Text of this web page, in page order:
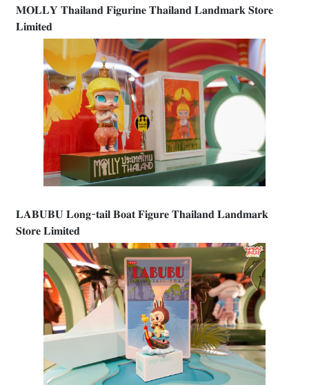
𝐌𝐎𝐋𝐋𝐘 𝐓𝐡𝐚𝐢𝐥𝐚𝐧𝐝 𝐅𝐢𝐠𝐮𝐫𝐢𝐧𝐞 𝐓𝐡𝐚𝐢𝐥𝐚𝐧𝐝 𝐋𝐚𝐧𝐝𝐦𝐚𝐫𝐤 𝐒𝐭𝐨𝐫𝐞
𝐋𝐢𝐦𝐢𝐭𝐞𝐝
𝐋𝐀𝐁𝐔𝐁𝐔 𝐋𝐨𝐧𝐠-𝐭𝐚𝐢𝐥 𝐁𝐨𝐚𝐭 𝐅𝐢𝐠𝐮𝐫𝐞 𝐓𝐡𝐚𝐢𝐥𝐚𝐧𝐝 𝐋𝐚𝐧𝐝𝐦𝐚𝐫𝐤
𝐒𝐭𝐨𝐫𝐞 𝐋𝐢𝐦𝐢𝐭𝐞𝐝